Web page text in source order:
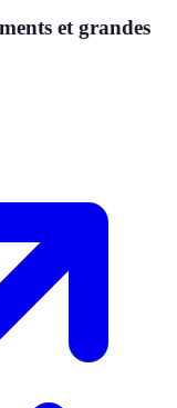
et grandes